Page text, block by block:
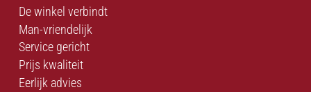
De winkel verbindt
Man-vriendelijk
Service gericht
Prijs kwaliteit
Eerlijk advies